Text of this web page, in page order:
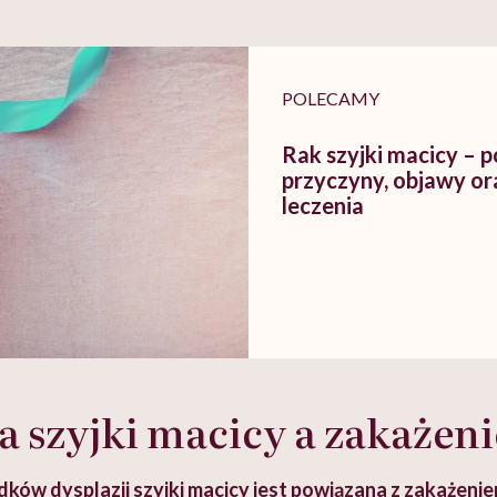
pracy
POLECAMY
Rak szyjki macicy –
przyczyny, objawy
leczenia
szyjki macicy a
dysplazji szyjki macicy jest powiązana z